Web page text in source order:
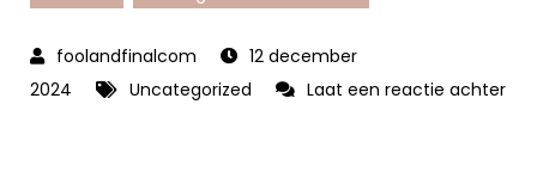
12 december
2024
Uncategorized
Laat een reactie achter